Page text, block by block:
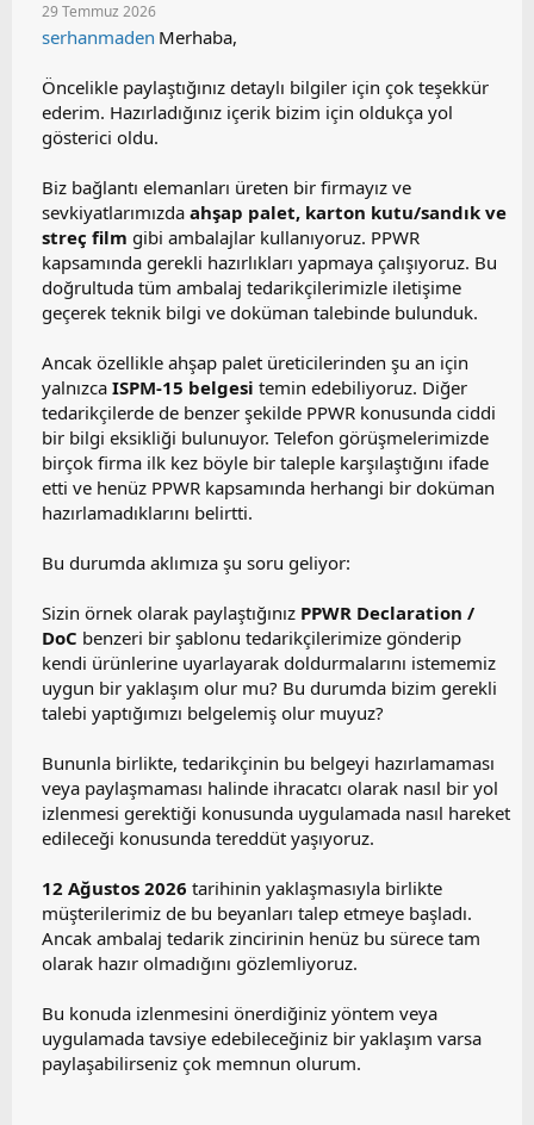
29 Temmuz 2026
serhanmaden Merhaba,
Öncelikle paylaştığınız detaylı bilgiler için çok teşekkür
ederim. Hazırladığınız içerik bizim için oldukça yol
gösterici oldu.
Biz bağlantı elemanları üreten bir firmayız ve
sevkiyatlarımızda ahşap palet, karton kutu/sandık ve
streç film gibi ambalajlar kullanıyoruz. PPWR
kapsamında gerekli hazırlıkları yapmaya çalışıyoruz. Bu
doğrultuda tüm ambalaj tedarikçilerimizle iletişime
geçerek teknik bilgi ve doküman talebinde bulunduk.
Ancak özellikle ahşap palet üreticilerinden şu an için
yalnızca ISPM-15 belgesi temin edebiliyoruz. Diğer
tedarikçilerde de benzer şekilde PPWR konusunda ciddi
bir bilgi eksikliği bulunuyor. Telefon görüşmelerimizde
birçok firma ilk kez böyle bir taleple karşılaştığını ifade
etti ve henüz PPWR kapsamında herhangi bir doküman
hazırlamadıklarını belirtti.
Bu durumda aklımıza şu soru geliyor:
Sizin örnek olarak paylaştığınız PPWR Declaration /
DoC benzeri bir şablonu tedarikçilerimize gönderip
kendi ürünlerine uyarlayarak doldurmalarını istememiz
uygun bir yaklaşım olur mu? Bu durumda bizim gerekli
talebi yaptığımızı belgelemiş olur muyuz?
Bununla birlikte, tedarikçinin bu belgeyi hazırlamaması
veya paylaşmaması halinde ihracatcı olarak nasıl bir yol
izlenmesi gerektiği konusunda uygulamada nasıl hareket
edileceği konusunda tereddüt yaşıyoruz.
12 Ağustos 2026 tarihinin yaklaşmasıyla birlikte
müşterilerimiz de bu beyanları talep etmeye başladı.
Ancak ambalaj tedarik zincirinin henüz bu sürece tam
olarak hazır olmadığını gözlemliyoruz.
Bu konuda izlenmesini önerdiğiniz yöntem veya
uygulamada tavsiye edebileceğiniz bir yaklaşım varsa
paylaşabilirseniz çok memnun olurum.